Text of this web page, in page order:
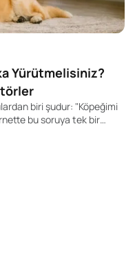
Yürütmelisiniz?
biri şudur: "Köpeğimi
bu soruya tek bir